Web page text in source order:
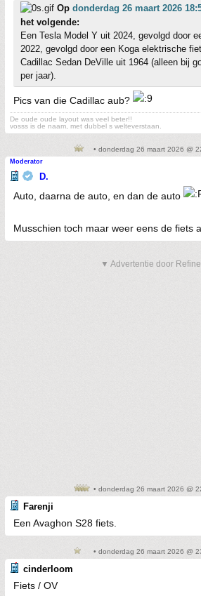
Op donderdag 26 maart 2026
het volgende:
Een Tesla Model Y uit 2024, gevolgd door
2022, gevolgd door een Koga elektrische
Cadillac Sedan DeVille uit 1964 (alleen bij
per jaar).
Pics van die Cadillac aub?
De oude oude layout was veel beter!!
vosss is de naam, met dubbel s welteverstaan.
• donderdag 26 maart 2026 @
Moderator
D.
Auto, daarna de auto, en dan de auto
Musschien toch maar weer eens de fiets
▼ Advertentie door
• donderdag 26 maart 2026 @
Farenji
Een Avaghon S28 fiets.
• donderdag 26 maart 2026 @
cinderloom
Fiets / OV